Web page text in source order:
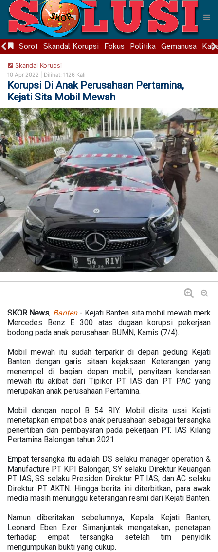
Sorot Skandal Korupsi Fokus Politika Gemanusa
Skandal Korupsi
10 Apr 2022 | Dilihat: 1126 Kali
Korupsi Di Anak Perusahaan Pertamina,
Kejati Sita Mobil Mewah
SKOR News, Banten- Kejati Banten sita mobil mewah merk
Mercedes Benz E 300 atas dugaan korupsi pekerjaan
bodong pada anak perusahaan BUMN, Kamis (7/4).
Mobil mewah itu sudah terparkir di depan gedung Kejati
Banten dengan garis sitaan kejaksaan. Keterangan yang
menempel di bagian depan mobil, penyitaan kendaraan
mewah itu akibat dari Tipikor PT IAS dan PT PAC yang
merupakan anak perusahaan Pertamina.
Mobil dengan nopol B 54 RIY. Mobil disita usai Kejati
menetapkan empat bos anak perusahaan sebagai tersangka
penertiban dan pembayaran pada pekerjaan PT. IAS Kilang
Pertamina Balongan tahun 2021.
Empat tersangka itu adalah DS selaku manager operation &
Manufacture PT KPI Balongan, SY selaku Direktur Keuangan
PT IAS, SS selaku Presiden Direktur PT IAS, dan AC selaku
Direktur PT AKTN. Hingga berita ini diterbitkan, para awak
media masih menunggu keterangan resmi dari Kejati Banten.
Namun diberitakan sebelumnya, Kepala Kejati Banten,
Leonard Eben Ezer Simanjuntak mengatakan, penetapan
terhadap empat tersangka setelah tim penyidik
mengumpukan bukti yang cukup.